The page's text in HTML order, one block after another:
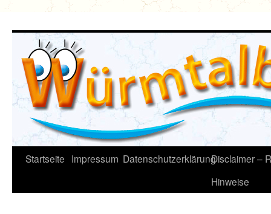
springen
Startseite Impressum DatenschutzerklärungDisclaimer –
Hinweise